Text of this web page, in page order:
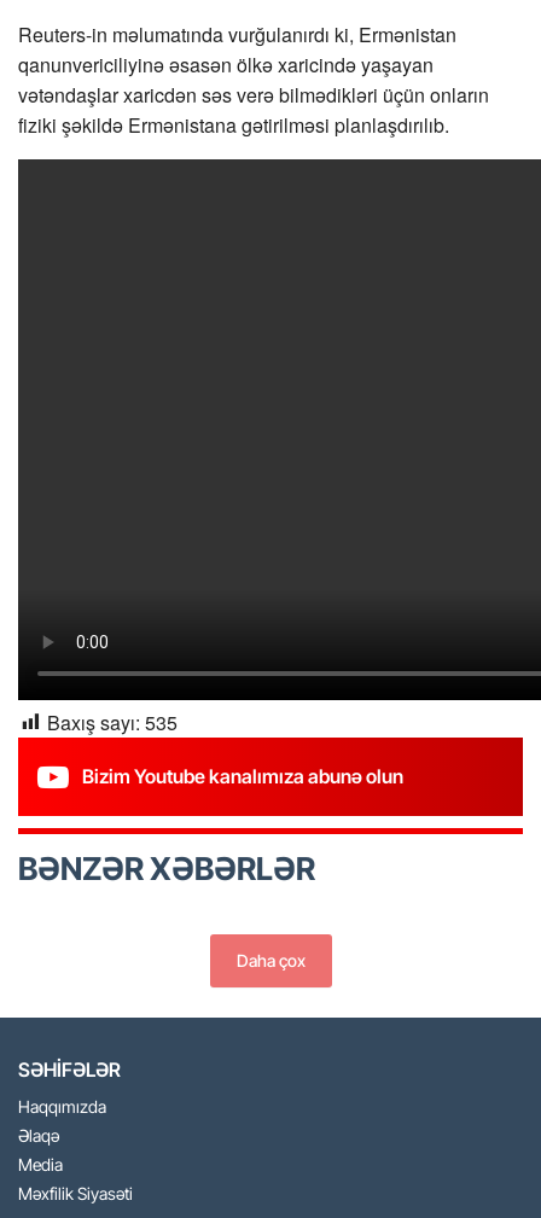
Reuters-in məlumatında vurğulanırdı ki, Ermənistan
qanunvericiliyinə əsasən ölkə xaricində yaşayan
vətəndaşlar xaricdən səs verə bilmədikləri üçün onların
fiziki şəkildə Ermənistana gətirilməsi planlaşdırılıb.
Baxış sayı: 535
Bizim Youtube kanalımıza abunə olun
BƏNZƏR XƏBƏRLƏR
Daha çox
SƏHİFƏLƏR
Haqqımızda
Əlaqə
Media
Məxfilik Siyasəti